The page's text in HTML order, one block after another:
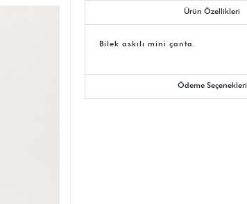
Ürün Özellikleri
Bilek askılı mini çanta.
Ödeme Seçenekleri